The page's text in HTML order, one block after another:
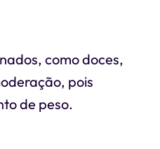
como doces,
pois
de peso.